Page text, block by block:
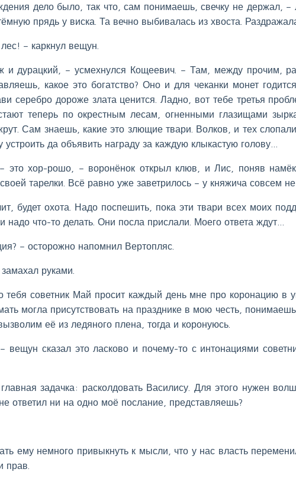
дело было, так что, сам понимаешь, свечку не держал, –
прядь у виска. Та вечно выбивалась из хвоста.
– каркнул вещун.
и дурацкий, – усмехнулся Кощеевич. – Там, между прочим,
какое это богатство? Оно и для чеканки монет
серебро дороже злата ценится. Ладно, вот тебе третья
теперь по окрестным лесам, огненными глазищами
Сам знаешь, какие это злющие твари. Волков, и тех
устроить да объявить награду за каждую клыкастую голову…
это хор-рошо, – воронёнок открыл клюв, и Лис, поняв
тарелки. Всё равно уже заветрилось – у княжича совсем
будет охота. Надо поспешить, пока эти твари всех моих
что-то делать. Они посла прислали. Моего ответа ждут…
– осторожно напомнил Вертопляс.
руками.
советник Май просит каждый день мне про коронацию в
могла присутствовать на празднике в мою честь,
её из ледяного плена, тогда и коронуюсь.
вещун сказал это ласково и почему-то с интонациями
задачка: расколдовать Василису. Для этого нужен
ответил ни на одно моё послание, представляешь?
ему немного привыкнуть к мысли, что у нас власть
прав.